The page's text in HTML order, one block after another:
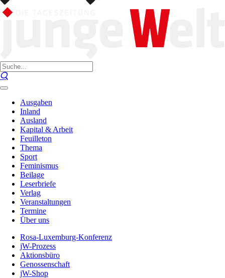
Ausgaben
Inland
Ausland
Kapital & Arbeit
Feuilleton
Thema
Sport
Feminismus
Beilage
Leserbriefe
Verlag
Veranstaltungen
Termine
Über uns
Rosa-Luxemburg-Konferenz
jW-Prozess
Aktionsbüro
Genossenschaft
jW-Shop